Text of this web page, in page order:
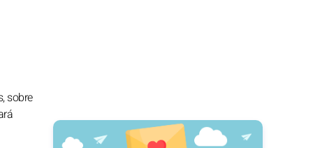
sobre